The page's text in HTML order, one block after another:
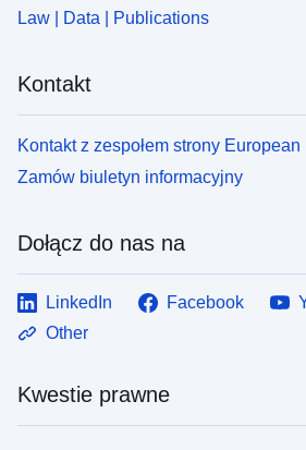
Law | Data | Publications
Kontakt
Kontakt z zespołem strony European
Zamów biuletyn informacyjny
Dołącz do nas na
LinkedIn Facebook
Other
Kwestie prawne